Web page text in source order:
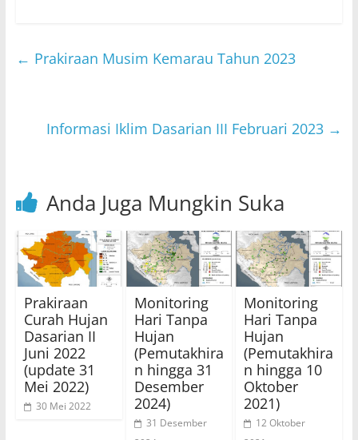
s
p
er e
o
l
← Prakiraan Musim Kemarau Tahun 2023
Informasi Iklim Dasarian III Februari 2023 →
Anda Juga Mungkin Suka
Prakiraan
Curah Hujan
Dasarian II
Juni 2022
(update 31
Mei 2022)
30 Mei 2022
Monitoring
Hari Tanpa
Hujan
(Pemutakhira
n hingga 31
Desember
2024)
31 Desember
Monitoring
Hari Tanpa
Hujan
(Pemutakhira
n hingga 10
Oktober
2021)
12 Oktober